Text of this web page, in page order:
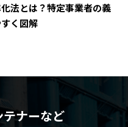
法とは？特定事業者の義
く図解
ナーなど